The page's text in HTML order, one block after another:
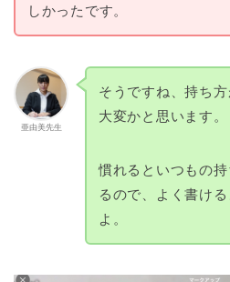
しかったです。
亜由美先生
そうですね、持ち
大変かと思います。
慣れるといつもの
るので、よく書け
よ。